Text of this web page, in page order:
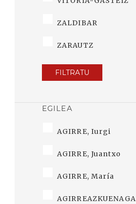
ZALDIBAR
ZARAUTZ
FILTRATU
EGILEA
AGIRRE, Iurgi
AGIRRE, Juantxo
AGIRRE, María
AGIRREAZKUENAGA